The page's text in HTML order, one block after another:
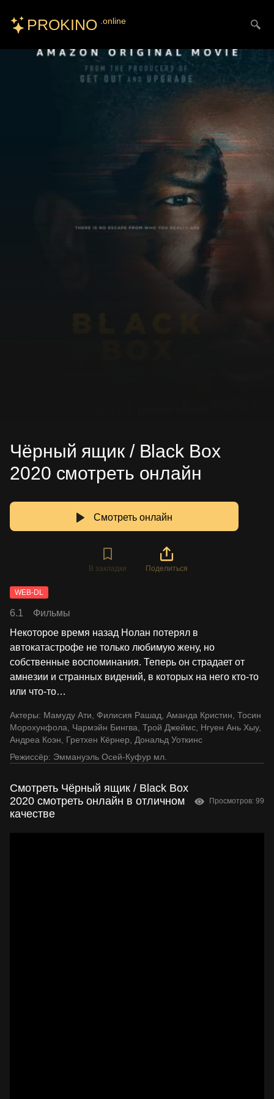
PROKINO .online
Чёрный ящик / Black Box
2020 смотреть онлайн
Смотреть онлайн
В закладки Поделиться
WEB-DL
6.1
Фильмы
Некоторое время назад Нолан потерял в
автокатастрофе не только любимую жену, но
собственные воспоминания. Теперь он страдает от
амнезии и странных видений, в которых на него кто-то
или что-то…
Актеры: Мамуду Ати, Филисия Рашад, Аманда Кристин, Тосин
Морохунфола, Чармэйн Бингва, Трой Джеймс, Нгуен Ань Хыу,
Андреа Коэн, Гретхен Кёрнер, Дональд Уоткинс
Режиссёр: Эммануэль Осей-Куфур мл.
Смотреть Чёрный ящик / Black Box
2020 смотреть онлайн в отличном
качестве
Просмотров: 99